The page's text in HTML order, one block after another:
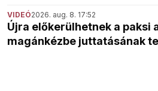
VIDEÓ2026. aug. 8. 17:52
Újra előkerülhetnek a paksi
magánkézbe juttatásának